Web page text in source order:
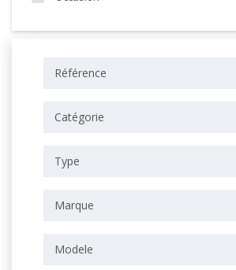
Référence
Catégorie
Type
Marque
Modele